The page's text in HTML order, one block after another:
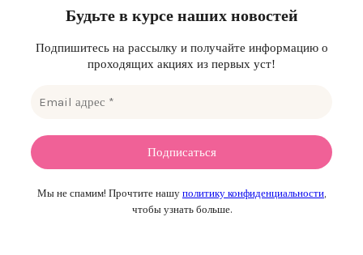
Будьте в курсе наших новостей
Подпишитесь на рассылку и получайте информацию о
проходящих акциях из первых уст!
Мы не спамим! Прочтите нашу политику конфиденциальности
чтобы узнать больше.